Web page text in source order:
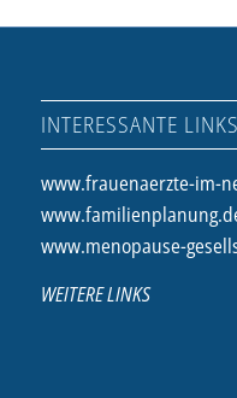
INTERESSANTE LINKS
www.frauenaerzte-im-
www.menopause-
WEITERE LINKS